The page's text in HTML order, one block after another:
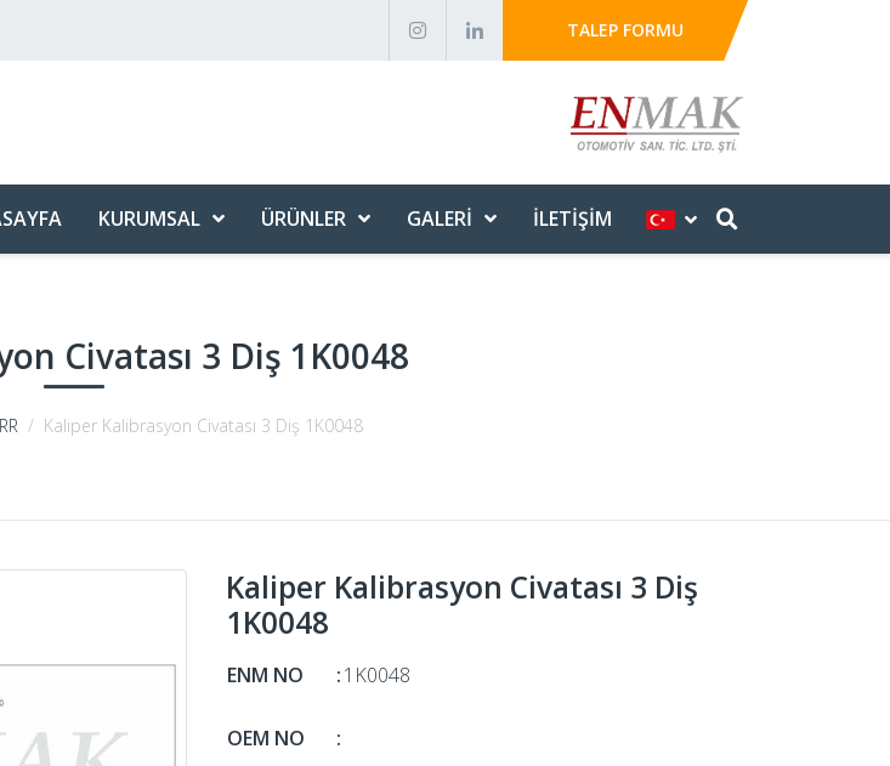
TALEP FORMU
KURUMSAL ÜRÜNLER GALERI İLETIŞIM
Civatası 3 Diş 1K0048
Kaliper Kalibrasyon Civatası 3 Diş 1K0048
Kaliper Kalibrasyon Civatası 3 Diş
1K0048
ENM NO :1K0048
OEM NO :